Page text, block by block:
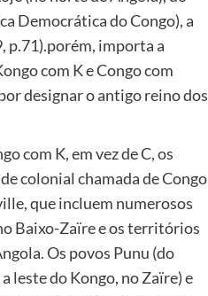
Democrática do Congo), a
p.71).porém, importa a
com K e Congo com
designar o antigo reino dos
com K, em vez de C, os
colonial chamada de Congo
que incluem numerosos
Baixo-Zaïre e os territórios
Os povos Punu (do
leste do Kongo, no Zaïre) e